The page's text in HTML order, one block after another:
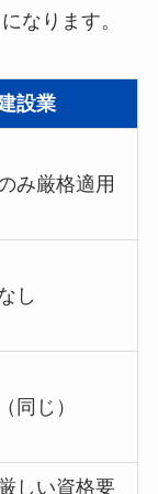
なります。
設業
み厳格適用
し
同じ）
しい資格要